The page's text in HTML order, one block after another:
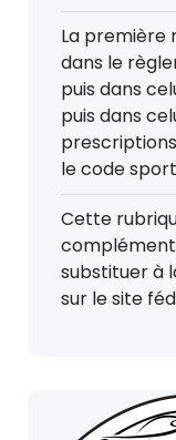
La première
dans le
puis dans
puis dans
prescriptions
le code
Cette
complément
substituer à
sur le site